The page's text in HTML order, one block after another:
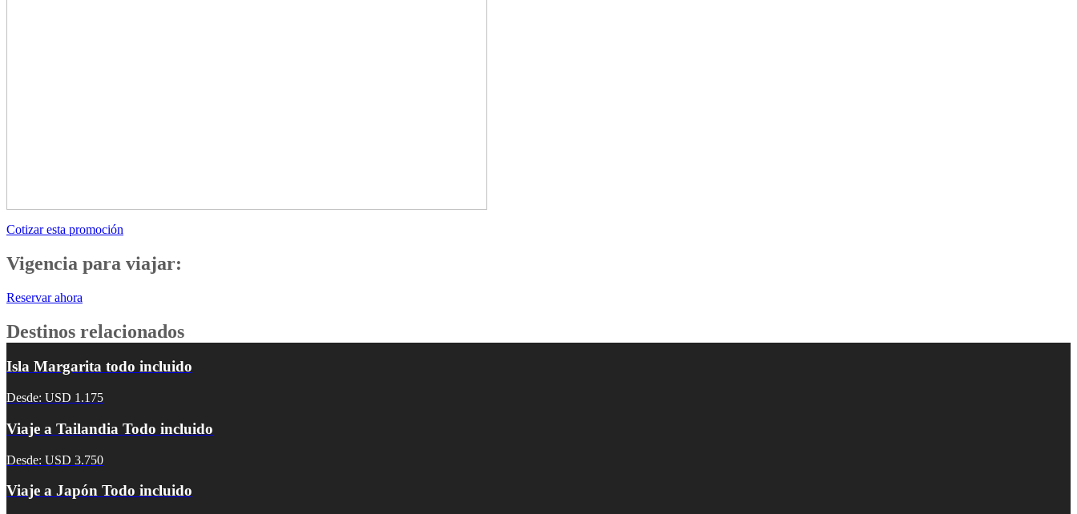
Cotizar esta promoción
Vigencia para viajar:
Reservar ahora
Destinos relacionados
Isla Margarita todo incluido
Desde: USD 1.175
Viaje a Tailandia Todo incluido
Desde: USD 3.750
Viaje a Japón Todo incluido